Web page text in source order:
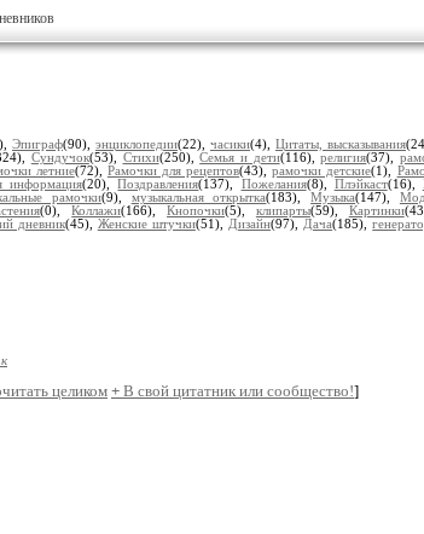
Эпиграф(90), энциклопедии(22), часики(4), Цитаты, высказывания
Сундучок(53), Стихи(250),Семья и дети(116),религия(37),
летние(72), Рамочки для рецептов(43),рамочки детские(1),
информация(20),Поздравления(137), Пожелания(8), Плэйкаст(16),
рамочки(9), музыкальная открытка(183),Музыка(147),
(0),Коллажи(166),Кнопочки(5), клипарты(59), Картинки
дневник(45), Женские штучки(51), Дизайн(97), Дача(185),
целиком+ В свой цитатник или сообщество!]